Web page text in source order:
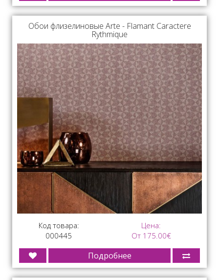
Обои флизелиновые Arte - Flamant Caractere
Rythmique
Код товара:
000445
Цена:
От 175.00€
Подробнее